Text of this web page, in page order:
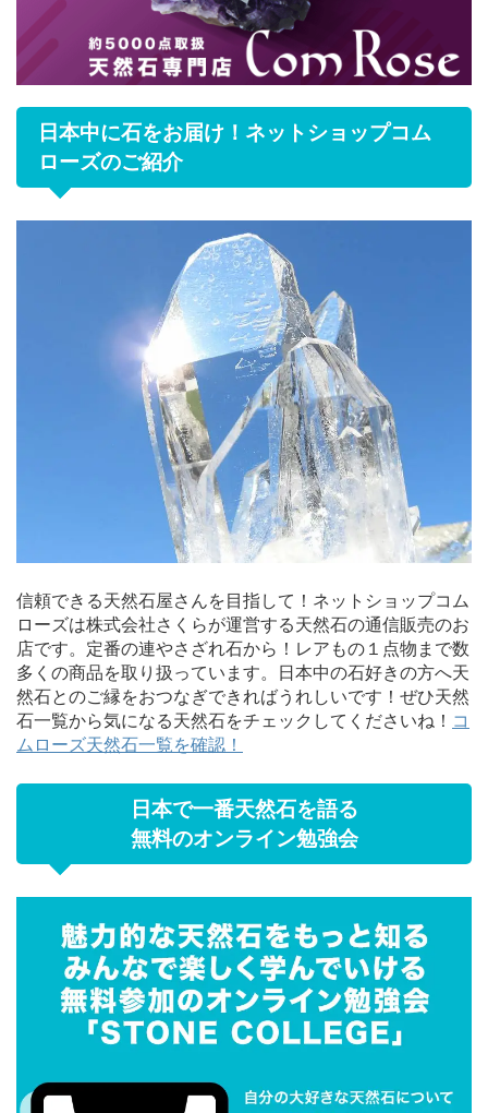
日本中に石をお届け！ネットショップコム
ローズのご紹介
信頼できる天然石屋さんを目指して！ネットショップコム
ローズは株式会社さくらが運営する天然石の通信販売のお
店です。定番の連やさざれ石から！レアもの１点物まで数
多くの商品を取り扱っています。日本中の石好きの方へ天
然石とのご縁をおつなぎできればうれしいです！ぜひ天然
石一覧から気になる天然石をチェックしてくださいね！ コ
ムローズ天然石一覧を確認！
日本で一番天然石を語る
無料のオンライン勉強会